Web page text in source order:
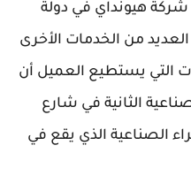
سيارات شركة هيونداي في دولة
من الخدمات الأخرى
التي يستطيع العميل أن
الثانية في شارع
الصناعية الذي يقع في